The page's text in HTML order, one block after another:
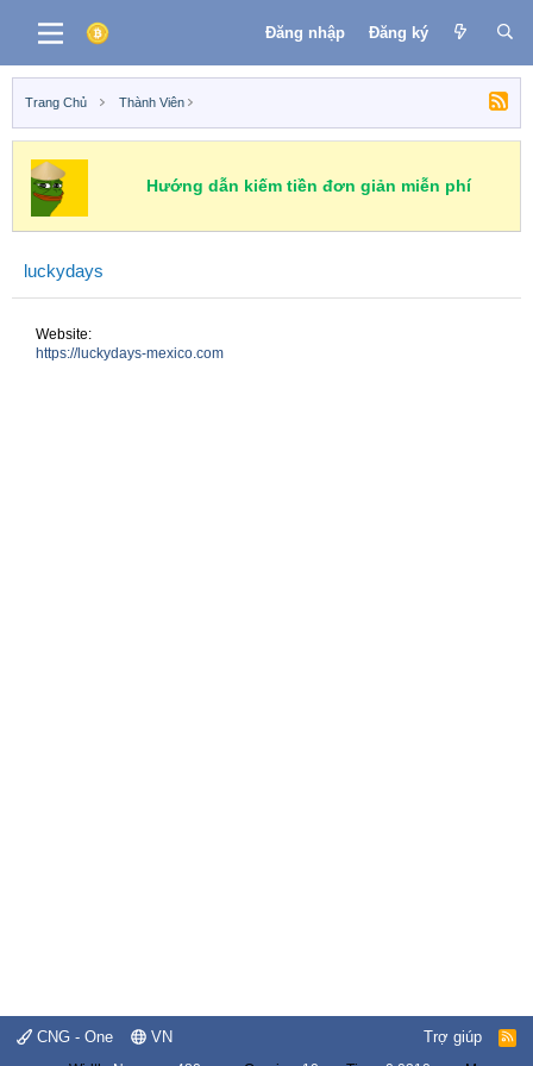
Đăng nhập Đăng ký
Trang Chủ Thành Viên
Hướng dẫn kiếm tiền đơn giản miễn phí
luckydays
Website
https://luckydays-mexico.com
CNG - One VN Trợ giúp
R